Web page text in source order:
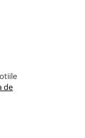
de